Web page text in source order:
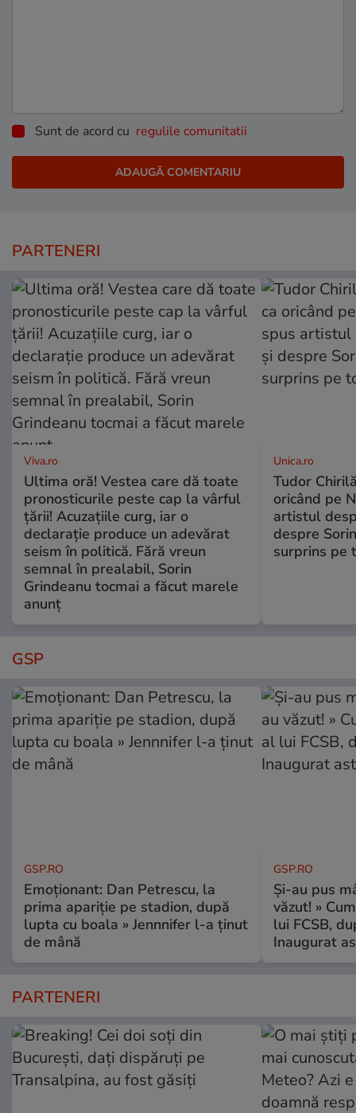
Sunt de acord cu regulile comunitatii
PARTENERI
Viva.ro
Ultima oră! Vestea care dă toate
pronosticurile peste cap la vârful
țării! Acuzațiile curg, iar o
declarație produce un adevărat
seism în politică. Fără vreun
semnal în prealabil, Sorin
Grindeanu tocmai a făcut marele
anunț
Unica.ro
Tudor
oricând pe
artistul
despre
surprins pe
GSP
GSP.RO
Emoționant: Dan Petrescu, la
prima apariție pe stadion, după
lupta cu boala » Jennnifer l-a ținut
de mână
GSP.RO
Și-au pus
văzut! »
lui FCSB,
Inaugurat
PARTENERI